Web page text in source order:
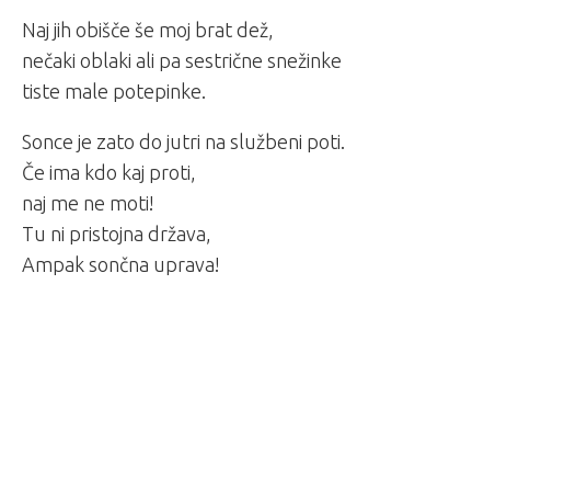
Naj jih obišče še moj brat dež,
nečaki oblaki ali pa sestrične snežinke
tiste male potepinke.
Sonce je zato do jutri na službeni poti.
Če ima kdo kaj proti,
naj me ne moti!
Tu ni pristojna država,
Ampak sončna uprava!